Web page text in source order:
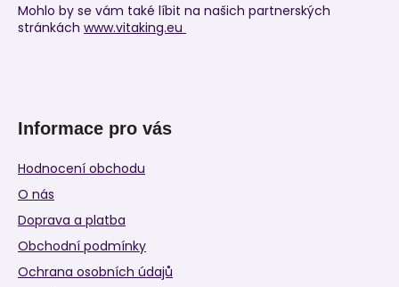
Mohlo by se vám také líbit na našich partnerských
stránkách www.vitaking.eu
Informace pro vás
Hodnocení obchodu
O nás
Doprava a platba
Obchodní podmínky
Ochrana osobních údajů